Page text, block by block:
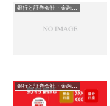
銀行と証券会社・金融商品